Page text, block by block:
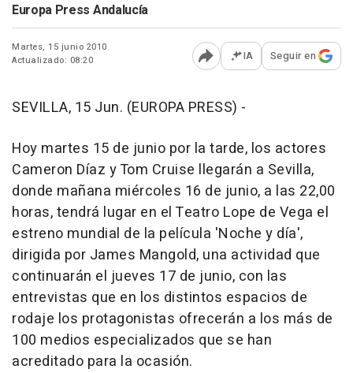
Europa Press Andalucía
Martes, 15 junio 2010
Actualizado: 08:20
Abrir opciones para
IA Seguir en
SEVILLA, 15 Jun. (EUROPA PRESS) -
Hoy martes 15 de junio por la tarde, los actores
Cameron Díaz y Tom Cruise llegarán a Sevilla,
donde mañana miércoles 16 de junio, a las 22,00
horas, tendrá lugar en el Teatro Lope de Vega el
estreno mundial de la película 'Noche y día',
dirigida por James Mangold, una actividad que
continuarán el jueves 17 de junio, con las
entrevistas que en los distintos espacios de
rodaje los protagonistas ofrecerán a los más de
100 medios especializados que se han
acreditado para la ocasión.